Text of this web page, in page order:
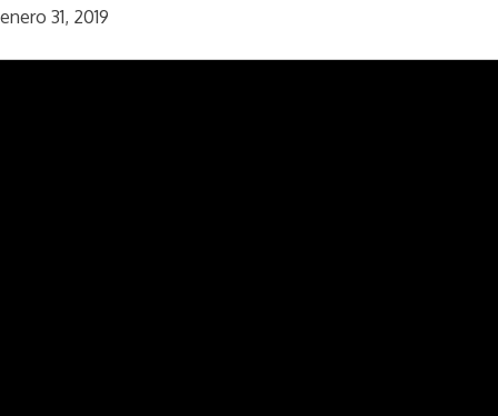
enero 31, 2019